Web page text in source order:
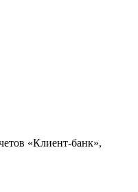
«Клиент-банк»,